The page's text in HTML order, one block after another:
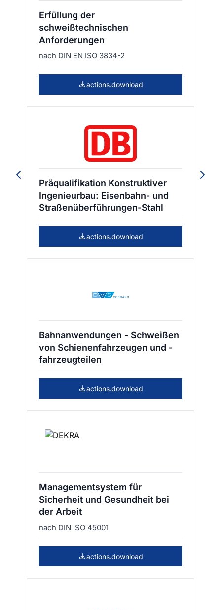
Erfüllung der
schweißtechnischen
Anforderungen
nach DIN EN ISO 3834-2
actions.download
Präqualifikation Konstruktiver
Ingenieurbau: Eisenbahn- und
Straßenüberführungen-Stahl
actions.download
Bahnanwendungen - Schweißen
von Schienenfahrzeugen und -
fahrzeugteilen
actions.download
Managementsystem für
Sicherheit und Gesundheit bei
der Arbeit
nach DIN ISO 45001
actions.download